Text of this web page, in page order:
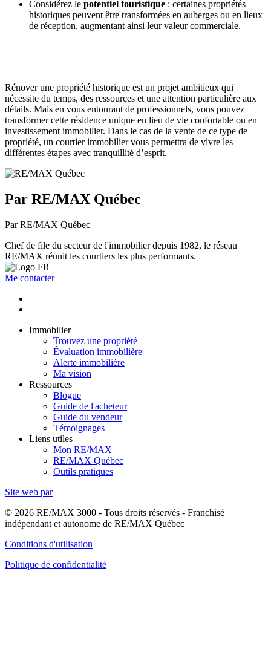
Considérez le potentiel touristique : certaines propriétés
historiques peuvent être transformées en auberges ou en lieux
de réception, augmentant ainsi leur valeur commerciale.
Rénover une propriété historique est un projet ambitieux qui
nécessite du temps, des ressources et une attention particulière aux
détails. Mais en vous entourant de professionnels, vous pouvez
transformer cette résidence unique en lieu de vie confortable ou en
investissement immobilier. Dans le cas de la vente de ce type de
propriété, un courtier immobilier vous permettra de vivre les
différentes étapes avec tranquillité d’esprit.
Par RE/MAX Québec
Par RE/MAX Québec
Chef de file du secteur de l'immobilier depuis 1982, le réseau
RE/MAX réunit les courtiers les plus performants.
Me contacter
Immobilier
Trouvez une propriété
Évaluation immobilière
Alerte immobilière
Ma vision
Ressources
Blogue
Guide de l'acheteur
Guide du vendeur
Témoignages
Liens utiles
Mon RE/MAX
RE/MAX Québec
Outils pratiques
Site web par
© 2026 RE/MAX 3000 - Tous droits réservés - Franchisé
indépendant et autonome de RE/MAX Québec
Conditions d'utilisation
Politique de confidentialité